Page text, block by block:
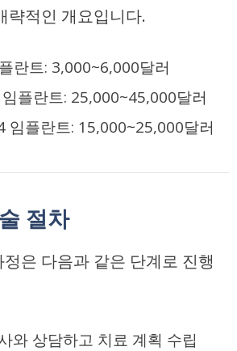
략적인 개요입니다.
란트: 3,000~6,000달러
플란트: 25,000~45,000달러
임플란트: 15,000~25,000달러
절차
은 다음과 같은 단계로 진행
와 상담하고 치료 계획 수립